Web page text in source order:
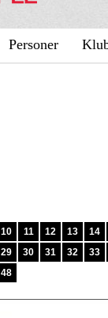
Personer
10 11 12 13
14
29 30 31 32
33
48